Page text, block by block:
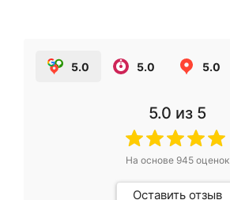
5.0 5.0 5.0
5.0 из 5
На основе 945оценок
Оставить отзыв